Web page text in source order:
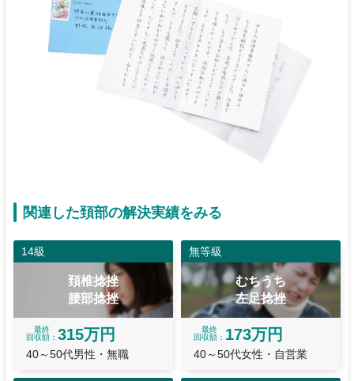
関連した頚部の解決実績をみる
14級
頚椎捻挫
腰部捻挫
最終
回収額
315万円
40～50代男性・無職
無等級
むちうち
左足捻挫
最終
回収額
173万円
40～50代女性・自営業